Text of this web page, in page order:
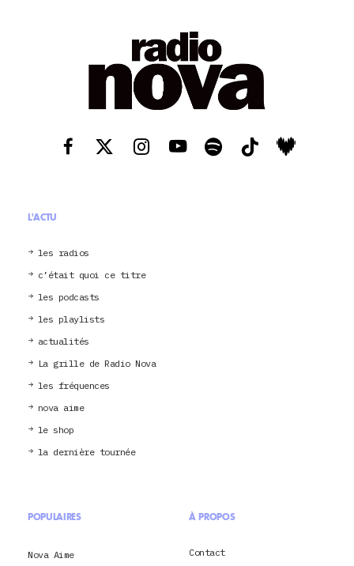
L'ACTU
les radios
c’était quoi ce titre
les podcasts
les playlists
actualités
La grille de Radio Nova
les fréquences
nova aime
le shop
la dernière tournée
POPULAIRES
Nova Aime
À PROPOS
Contact